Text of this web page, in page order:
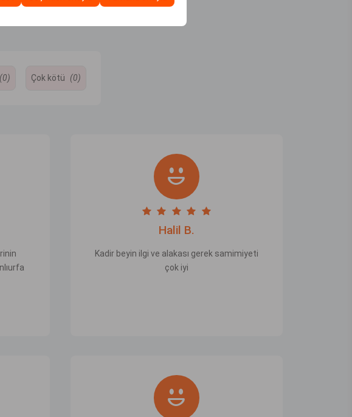
Hakkında ne dediler?
(0) Çok kötü (0)
Halil B.
Kadir beyin ilgi ve alakası gerek samimiyeti
çok iyi